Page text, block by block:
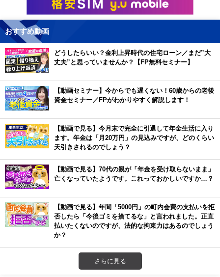
おすすめ動画
どうしたらいい？金利上昇時代の住宅ローン／まだ”大
丈夫”と思っていませんか？【FP無料セミナー】
【動画セミナー】今からでも遅くない！60歳からの老後
資金セミナー／FPがわかりやすく解説します！
【動画で見る】今月末で完全に引退して年金生活に入り
ます。年金は「月20万円」の見込みですが、どのくらい
天引きされるのでしょう？
【動画で見る】70代の親が「年金を受け取らないまま」
亡くなっていたようです。これっておかしいですか…？
【動画で見る】年間「5000円」の町内会費の支払いを拒
否したら「今後ゴミを捨てるな」と言われました。正直
払いたくないのですが、法的な拘束力はあるのでしょう
か？
さらに見る